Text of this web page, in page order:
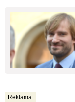
Reklama: